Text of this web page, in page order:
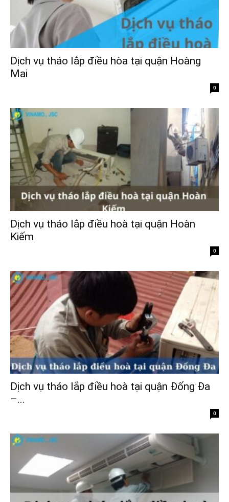
Dịch vụ tháo lắp điều hòa tại quận Hoàng
Mai
0
Dịch vụ tháo lắp điều hoà tại quận Hoàn
Kiếm
0
Dịch vụ tháo lắp điều hoà tại quận Đống Đa
–...
0